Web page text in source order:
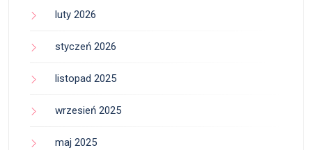
luty 2026
styczeń 2026
listopad 2025
wrzesień 2025
maj 2025